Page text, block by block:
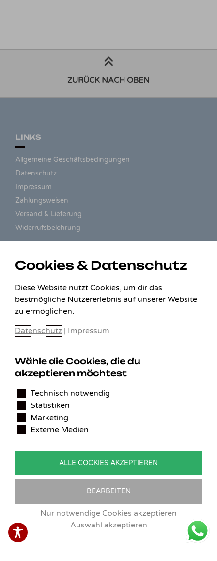
ZURÜCK NACH OBEN
LINKS
Allgemeine Geschäftsbedingungen
Datenschutz
Impressum
Zahlungsweisen
Versand & Lieferung
Widerrufsbelehrung
KONTAKT
Benedikt Stelzner
Autopflege Stelzner
Kohlgraben 2b
Deutschland
Tel.:09746-9308051
Vertrag widerrufen
Cookies & Datenschutz
Diese Website nutzt Cookies, um dir das
bestmögliche Nutzererlebnis auf unserer Website
zu ermöglichen.
Datenschutz | Impressum
Wähle die Cookies, die du
akzeptieren möchtest
Technisch notwendig
Statistiken
Marketing
Externe Medien
ALLE COOKIES AKZEPTIEREN
BEARBEITEN
Nur notwendige Cookies akzeptieren
Auswahl akzeptieren